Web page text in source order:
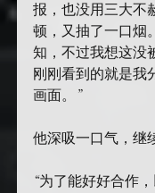
报，也没用三大不
顿，又抽了一口烟
知，不过我想这
刚刚看到的就是我
画面。”
他深吸一口气，继
“为了能好好合作